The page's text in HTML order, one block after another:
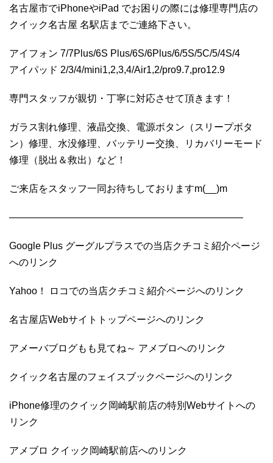
名古屋市でiPhoneやiPad でお困りの際には修理専門店の
クイック名古屋 名駅店までご連絡下さい。
アイフォン 7/7Plus/6S Plus/6S/6Plus/6/5S/5C/5/4S/4
アイパッド 2/3/4/mini1,2,3,4/Air1,2/pro9.7,pro12.9
専門スタッフが親切・丁寧に対応させて頂きます！
ガラス割れ修理、液晶交換、電源ボタン（スリープボタ
ン）修理、水没修理、バッテリー交換、リカバリーモード
修理（脱出＆救出）など！
ご来店をスタッフ一同お待ちしておりますm(__)m
————————————————————————
Google Plus グーグルプラスでの当店クチコミ紹介ページ
へのリンク
Yahoo！ ロコでの当店クチコミ紹介ページへのリンク
名古屋店Webサイトトップページへのリンク
アメーバブログもも見てね～ アメブロへのリンク
クイック名古屋のフェイスブックページへのリンク
iPhone修理のクイック岡崎駅前店の特別Webサイトへの
リンク
アメブロ クイック岡崎駅前店へのリンク